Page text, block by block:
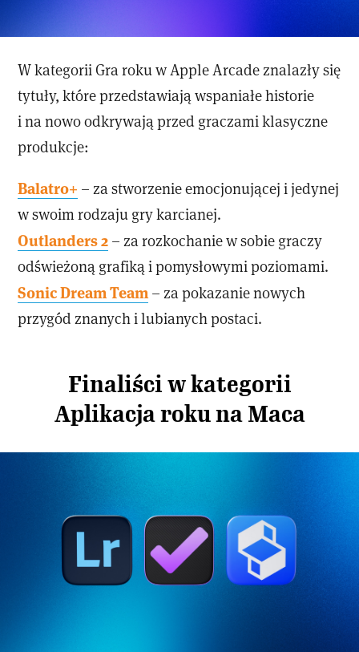
W kategorii Gra roku w Apple Arcade znalazły się
tytuły, które przedstawiają wspaniałe historie
i na nowo odkrywają przed graczami klasyczne
produkcje:
Balatro+ – za stworzenie emocjonującej i jedynej
w swoim rodzaju gry karcianej.
Outlanders 2 – za rozkochanie w sobie graczy
odświeżoną grafiką i pomysłowymi poziomami.
Sonic Dream Team – za pokazanie nowych
przygód znanych i lubianych postaci.
Finaliści w kategorii
Aplikacja roku na Maca